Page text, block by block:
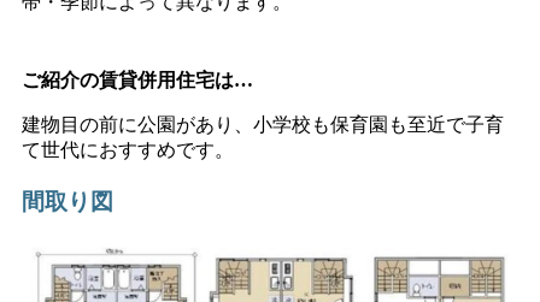
ご紹介の賃貸併用住宅は…
建物目の前に公園があり、小学校も保育園も至近で子育
て世代におすすめです。
間取り図